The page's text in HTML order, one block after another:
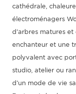
cathédrale,
électroménagers
d'arbres matures et
enchanteur et une
polyvalent avec
studio, atelier ou
d'un mode de vie